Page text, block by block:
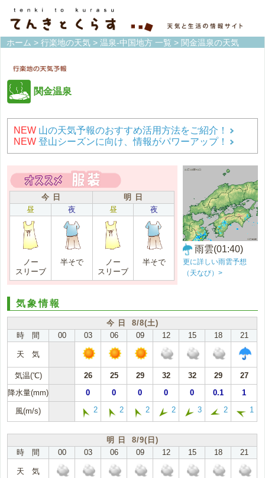
ホーム > 行楽地の天気 > 温泉-中国地方 一覧 > 関金温泉の天気
関金温泉
NEW 山の天気予報のおすすめ活用方法をご紹介！
NEW 登山シーズンに向け、情報がパワーアップ！
今 日
明 日
昼
夜 昼 夜
ノー
スリーブ
半そで
ノー
スリーブ
半そで
雨雲(01:40)
更に詳しい雨雲予想
（天なび）>
気象情報
今 日 8/8(土)
時 間
00 03 06 09 12 15 18 21
天 気
気温(℃) 26 25 29 32 32 29
27
降水量(mm)
0 0 0 0 0 0.1 1
風(m/s) 2 2 2 2 3 2 1
明 日 8/9(日)
時 間
00 03 06 09 12 15 18 21
天 気